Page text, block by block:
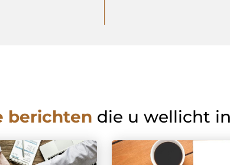
berichten die u wellicht